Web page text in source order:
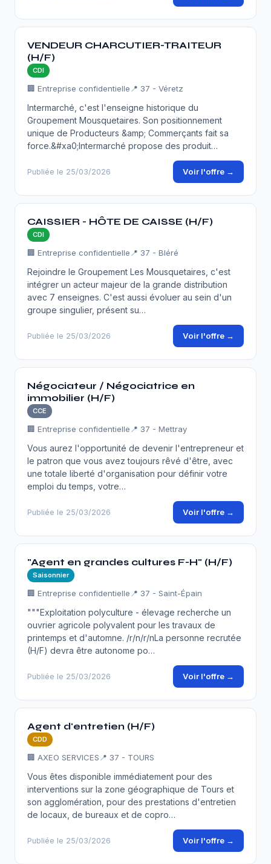
VENDEUR CHARCUTIER-TRAITEUR
(H/F)
CDI
🏢 Entreprise confidentielle 📍 37 - Véretz
Intermarché, c'est l'enseigne historique du
Groupement Mousquetaires. Son positionnement
unique de Producteurs &amp; Commerçants fait sa
force.&#xa0;Intermarché propose des produit…
Publiée le 25/03/2026 Voir l'offre →
CAISSIER - HÔTE DE CAISSE (H/F)
CDI
🏢 Entreprise confidentielle 📍 37 - Bléré
Rejoindre le Groupement Les Mousquetaires, c'est
intégrer un acteur majeur de la grande distribution
avec 7 enseignes. C'est aussi évoluer au sein d'un
groupe singulier, présent su…
Publiée le 25/03/2026 Voir l'offre →
Négociateur / Négociatrice en
immobilier (H/F)
CCE
🏢 Entreprise confidentielle 📍 37 - Mettray
Vous aurez l'opportunité de devenir l'entrepreneur et
le patron que vous avez toujours rêvé d'être, avec
une totale liberté d'organisation pour définir votre
emploi du temps, votre…
Publiée le 25/03/2026 Voir l'offre →
"Agent en grandes cultures F-H" (H/F)
Saisonnier
🏢 Entreprise confidentielle 📍 37 - Saint-Épain
"""Exploitation polyculture - élevage recherche un
ouvrier agricole polyvalent pour les travaux de
printemps et d'automne. /r/n/r/nLa personne recrutée
(H/F) devra être autonome po…
Publiée le 25/03/2026 Voir l'offre →
Agent d'entretien (H/F)
CDD
🏢 AXEO SERVICES 📍 37 - TOURS
Vous êtes disponible immédiatement pour des
interventions sur la zone géographique de Tours et
son agglomération, pour des prestations d'entretien
de locaux, de bureaux et de copro…
Publiée le 25/03/2026 Voir l'offre →